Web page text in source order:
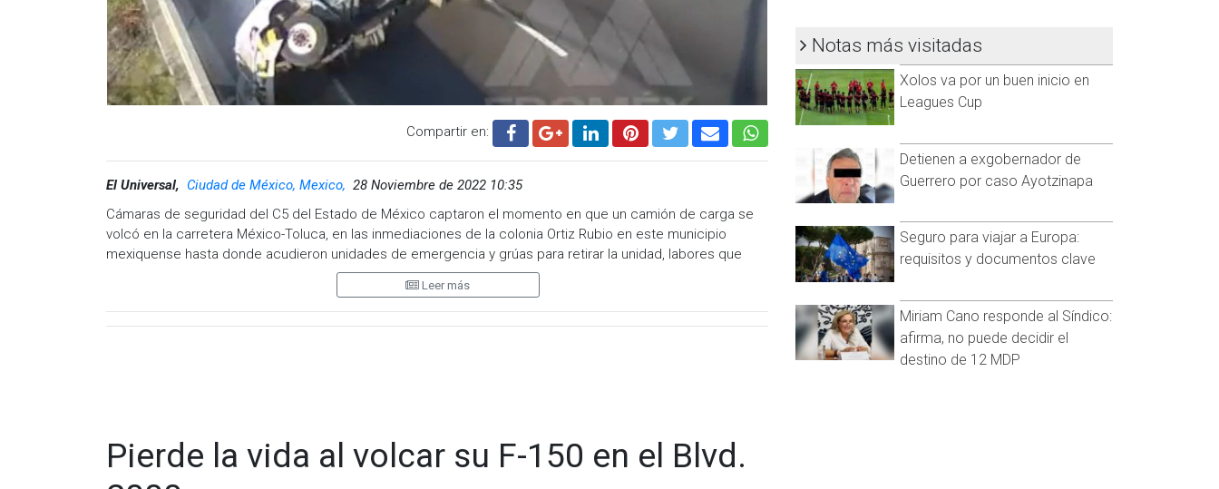
Compartir en:
El Universal, Ciudad de México, Mexico, 28 Noviembre de 2022 10:35
Cámaras de seguridad del C5 del Estado de México captaron el momento en que un camión de carga se
volcó en la carretera México-Toluca, en las inmediaciones de la colonia Ortiz Rubio en este municipio
mexiquense hasta donde acudieron unidades de emergencia y grúas para retirar la unidad, labores que
La volcadura se registró la mañana de este lunes en la zona de curvas de descenso de la carretera
México-Toluca con dirección a la capital mexiquense, cuando el conductor del camión perdió el control de
De forma preliminar y pese a lo aparatoso de la volcadura, autoridades mexiquenses no reportaron
Leer más
Pierde la vida al volcar su F-150 en el Blvd.
Notas más visitadas
Xolos va por un buen inicio en
Leagues Cup
Detienen a exgobernador de
Guerrero por caso Ayotzinapa
Seguro para viajar a Europa:
requisitos y documentos clave
Miriam Cano responde al Síndico:
afirma, no puede decidir el
destino de 12 MDP